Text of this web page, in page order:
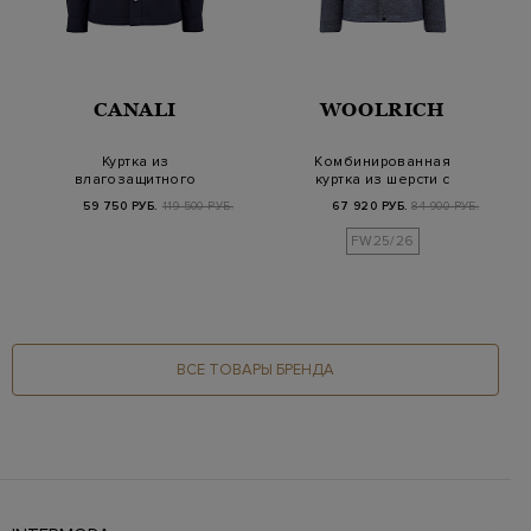
CANALI
Куртка из
влагозащитного
накладными…
59 750 РУБ. 119 500 РУБ.
WOOLRICH
Комбинированная
куртка из шерсти с
встав…
67 920 РУБ. 84 900 РУБ.
FW25/26
ВСЕ ТОВАРЫ БРЕНДА